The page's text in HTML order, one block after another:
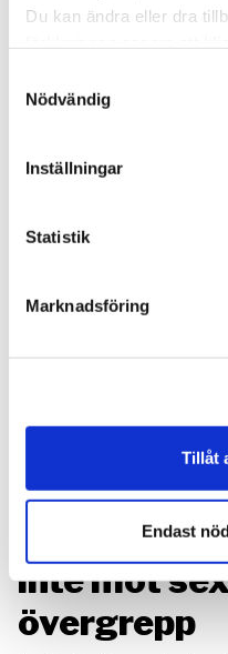
Du kan ändra eller dra
Nödvändig
Inställningar
Statistik
Marknadsföring
Tillåt
Endast
Hur pratar man med
Enfants, vår
utmaningar de möter i
samhället. Vilka är era
12 mars, 2020
Myggnät
inte mot
övergrepp